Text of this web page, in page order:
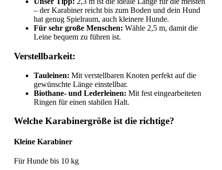
– der Karabiner reicht bis zum Boden und dein Hund
hat genug Spielraum, auch kleinere Hunde.
Für sehr große Menschen: Wähle 2,5 m, damit die
Leine bequem zu führen ist.
Verstellbarkeit:
Tauleinen: Mit verstellbaren Knoten perfekt auf die
gewünschte Länge einstellbar.
Biothane- und Lederleinen: Mit fest eingearbeiteten
Ringen für einen stabilen Halt.
Welche Karabinergröße ist die richtige?
Kleine Karabiner
Für Hunde bis 10 kg